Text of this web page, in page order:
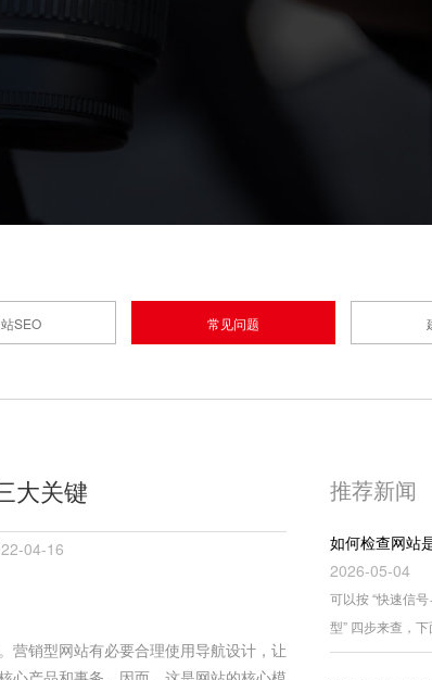
SEO 常见问题
大关键
04-16
营销型网站有必要合理使用导航设计，让
推荐新闻
如何检查网站
2026-05-04
可以按 “快速信
型” 四步来查，